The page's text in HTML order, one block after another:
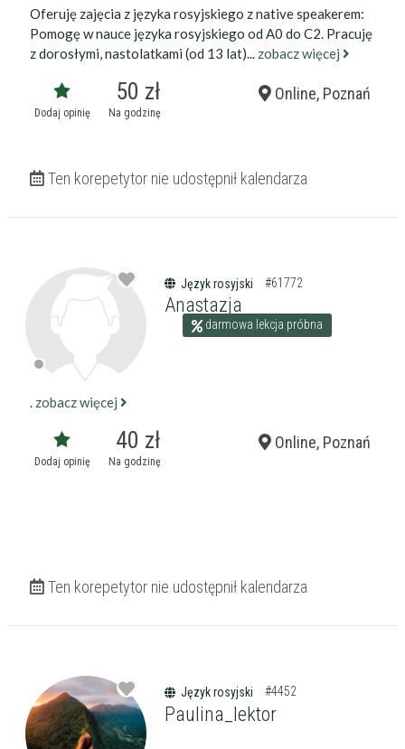
Oferuję zajęcia z języka rosyjskiego z native speakerem:
Pomogę w nauce języka rosyjskiego od A0 do C2. Pracuję
z dorosłymi, nastolatkami (od 13 lat)... zobacz więcej
Dodaj opinię
50 zł
Na godzinę
Online, Poznań
Ten korepetytor nie udostępnił kalendarza
Język rosyjski #61772
Anastazja
darmowa lekcja próbna
. zobacz więcej
Dodaj opinię
40 zł
Na godzinę
Online, Poznań
Ten korepetytor nie udostępnił kalendarza
Język rosyjski #4452
Paulina_lektor